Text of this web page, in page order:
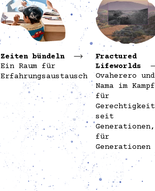
Zeiten bündeln
Ein Raum für
Erfahrungsaustausch
Fractured
Lifeworlds
Ovaherero und
Nama im Kampf
für
Gerechtigkeit
seit
Generationen,
für
Generationen